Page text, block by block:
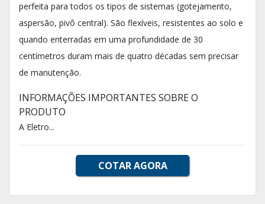
perfeita para todos os tipos de sistemas (gotejamento,
aspersão, pivô central). São flexíveis, resistentes ao solo e
quando enterradas em uma profundidade de 30
centímetros duram mais de quatro décadas sem precisar
de manutenção.
INFORMAÇÕES IMPORTANTES SOBRE O
PRODUTO
A Eletro...
COTAR AGORA